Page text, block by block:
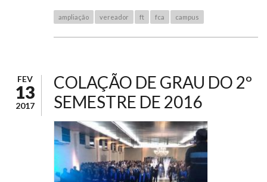
ampliação vereador ft fca campus
FEV
13
2017
COLAÇÃO DE GRAU DO 2º
SEMESTRE DE 2016